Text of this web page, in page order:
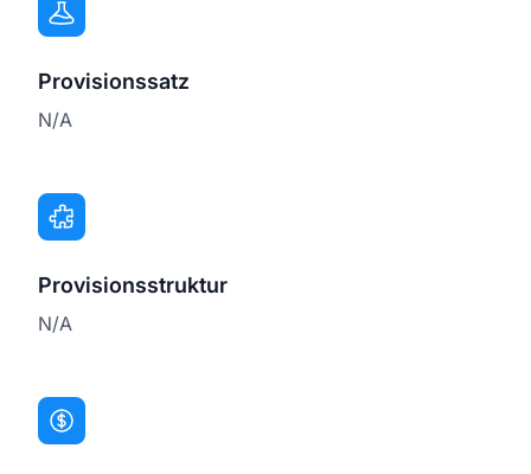
Provisionssatz
N/A
Provisionsstruktur
N/A